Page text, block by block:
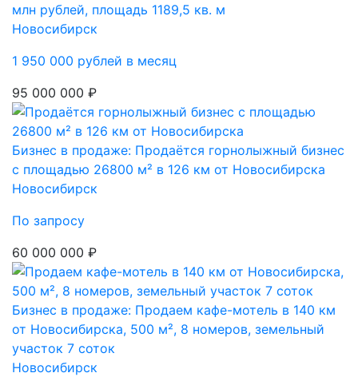
млн рублей, площадь 1189,5 кв. м
Новосибирск
1 950 000 рублей в месяц
95 000 000 ₽
Бизнес в продаже: Продаётся горнолыжный бизнес
с площадью 26800 м² в 126 км от Новосибирска
Новосибирск
По запросу
60 000 000 ₽
Бизнес в продаже: Продаем кафе-мотель в 140 км
от Новосибирска, 500 м², 8 номеров, земельный
участок 7 соток
Новосибирск